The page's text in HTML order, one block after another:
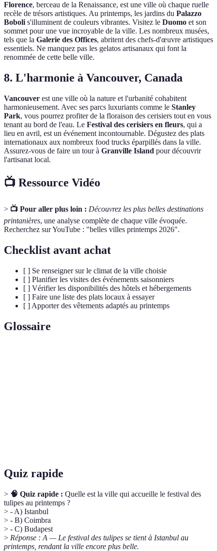
Florence, berceau de la Renaissance, est une ville où chaque ruelle
recèle de trésors artistiques. Au printemps, les jardins du Palazzo
Boboli s'illuminent de couleurs vibrantes. Visitez le Duomo et son
sommet pour une vue incroyable de la ville. Les nombreux musées,
tels que la Galerie des Offices, abritent des chefs-d'œuvre artistiques
essentiels. Ne manquez pas les gelatos artisanaux qui font la
renommée de cette belle ville.
8. L'harmonie à Vancouver, Canada
Vancouver est une ville où la nature et l'urbanité cohabitent
harmonieusement. Avec ses parcs luxuriants comme le Stanley
Park, vous pourrez profiter de la floraison des cerisiers tout en vous
tenant au bord de l'eau. Le Festival des cerisiers en fleurs, qui a
lieu en avril, est un événement incontournable. Dégustez des plats
internationaux aux nombreux food trucks éparpillés dans la ville.
Assurez-vous de faire un tour à Granville Island pour découvrir
l'artisanat local.
📺 Ressource Vidéo
> 📺 Pour aller plus loin : Découvrez les plus belles destinations
printanières, une analyse complète de chaque ville évoquée.
Recherchez sur YouTube : "belles villes printemps 2026".
Checklist avant achat
[ ] Se renseigner sur le climat de la ville choisie
[ ] Planifier les visites des événements saisonniers
[ ] Vérifier les disponibilités des hôtels et hébergements
[ ] Faire une liste des plats locaux à essayer
[ ] Apporter des vêtements adaptés au printemps
Glossaire
Quiz rapide
> 🧠 Quiz rapide : Quelle est la ville qui accueille le festival des
tulipes au printemps ?
> - A) Istanbul
> - B) Coimbra
> - C) Budapest
> Réponse : A — Le festival des tulipes se tient à Istanbul au
printemps, rendant la ville encore plus belle.